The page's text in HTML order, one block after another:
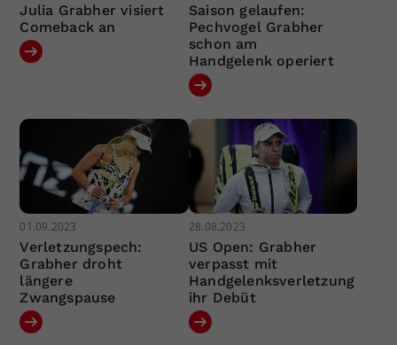
Julia Grabher visiert
Comeback an
Saison gelaufen:
Pechvogel Grabher
schon am
Handgelenk operiert
01.09.2023
Verletzungspech:
Grabher droht
längere
Zwangspause
28.08.2023
US Open: Grabher
verpasst mit
Handgelenksverletzung
ihr Debüt